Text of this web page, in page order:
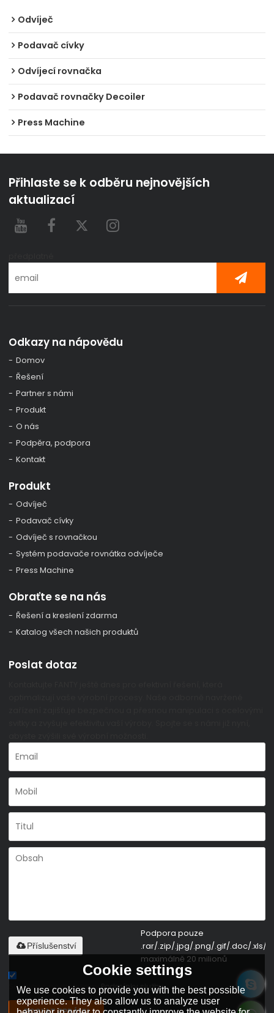
Odvíječ
Podavač cívky
Odvíjecí rovnačka
Podavač rovnačky Decoiler
Press Machine
Přihlaste se k odběru nejnovějších
aktualizací
Odkazy na nápovědu
Domov
Řešení
Partner s námi
Produkt
O nás
Podpěra, podpora
Kontakt
Produkt
Odvíječ
Podavač cívky
Odvíječ s rovnačkou
Systém podavače rovnátka odvíječe
Press Machine
Obraťte se na nás
Řešení a kreslení zdarma
Katalog všech našich produktů
Poslat dotaz
Podpora pouze
.rar/.zip/.jpg/.png/.gif/.doc/.xls/
maximálně 20 milionů
Příslušenství
Souhlas s podmínkami,Podmínky služby
Cookie settings
We use cookies to provide you with the best possible
experience. They also allow us to analyze user